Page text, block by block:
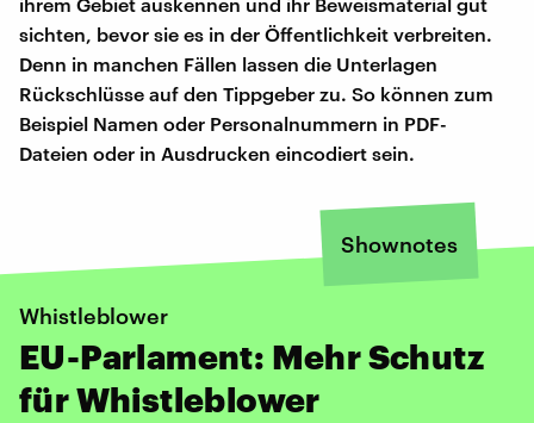
sichten, bevor sie es in der Öffentlichkeit verbreiten.
Denn in manchen Fällen lassen die Unterlagen
Rückschlüsse auf den Tippgeber zu. So können zum
Beispiel Namen oder Personalnummern in PDF-
Dateien oder in Ausdrucken eincodiert sein.
Shownotes
Whistleblower
EU-Parlament: Mehr Schutz
für Whistleblower